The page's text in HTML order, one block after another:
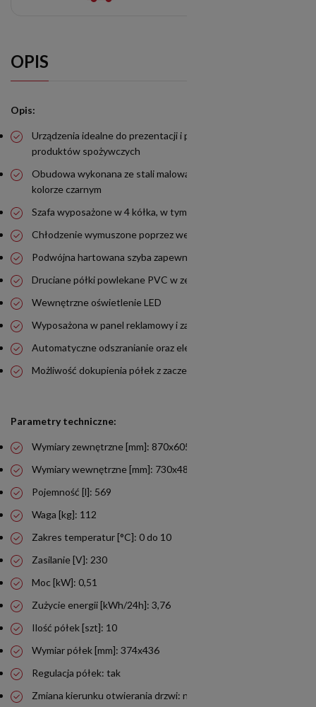
OPIS
Opis:
Urządzenia idealne do prezentacji i przechowywania
produktów spożywczych
Obudowa wykonana ze stali malowanej na kolor biały, front w
kolorze czarnym
Szafa wyposażone w 4 kółka, w tym 2-wa z hamulcami
Chłodzenie wymuszone poprzez wentylator
Podwójna hartowana szyba zapewnia odpowiednią izolację
Druciane półki powlekane PVC w zestawie
Wewnętrzne oświetlenie LED
Wyposażona w panel reklamowy i zamek
Automatyczne odszranianie oraz elektroniczny panel sterujący
Możliwość dokupienia półek z zaczepami - za dopłatą
Parametry techniczne:
Wymiary zewnętrzne [mm]: 870x605x2000
Wymiary wewnętrzne [mm]: 730x480x1818
Pojemność [l]: 569
Waga [kg]: 112
Zakres temperatur [°C]: 0 do 10
Zasilanie [V]: 230
Moc [kW]: 0,51
Zużycie energii [kWh/24h]: 3,76
Ilość półek [szt]: 10
Wymiar półek [mm]: 374x436
Regulacja półek: tak
Zmiana kierunku otwierania drzwi: nie